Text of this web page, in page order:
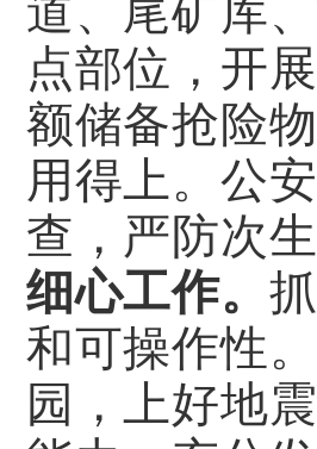
点部位，开
额储备抢险
用得上。公
查，严防次
细心工作。
和可操作性
园，上好地